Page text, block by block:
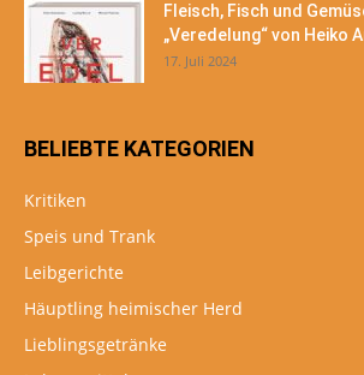
Fleisch, Fisch und
„Veredelung“ von Heiko
17. Juli 2024
BELIEBTE KATEGORIEN
Kritiken
Speis und Trank
Leibgerichte
Häuptling heimischer Herd
Lieblingsgetränke